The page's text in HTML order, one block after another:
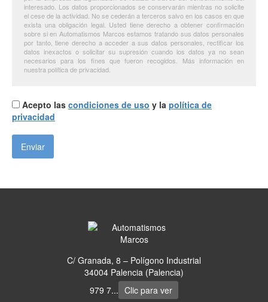
interesado. Los datos proporcionados se conservarán mientras no solicite
el cese de la actividad. No se cederán a terceros salvo en los casos en que
exista una obligación legal. Usted tiene derecho a obtener confirmación
sobre si en Automatismos Marcos estamos tratando sus datos personales
por tanto, tiene derecho a acceder a sus datos personales, rectificar los
datos inexactos o solicitar su supresión cuando los datos ya no sean
necesarios para los fines que fueron recogidos. Más información en
nuestra política de privacidad.
Acepto las condiciones de uso y la política de
privacidad
C/ Granada, 8 – Polígono Industrial
34004 Palencia (Palencia)
979 7... Clic para ver